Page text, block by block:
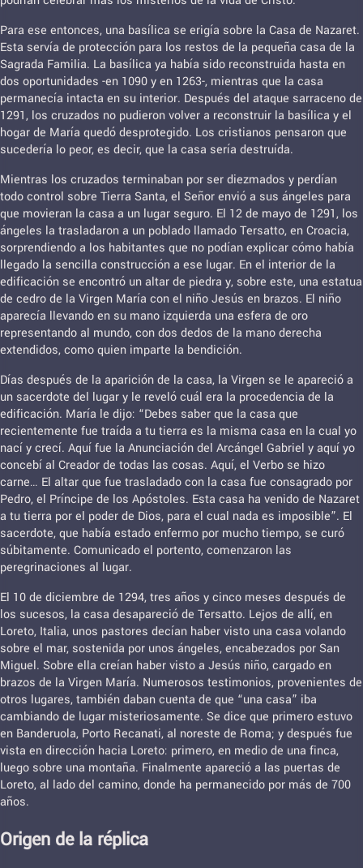
Para ese entonces, una basílica se erigía sobre la Casa de Nazaret.
Esta servía de protección para los restos de la pequeña casa de la
Sagrada Familia. La basílica ya había sido reconstruida hasta en
dos oportunidades -en 1090 y en 1263-, mientras que la casa
permanecía intacta en su interior. Después del ataque sarraceno de
1291, los cruzados no pudieron volver a reconstruir la basílica y el
hogar de María quedó desprotegido. Los cristianos pensaron que
sucedería lo peor, es decir, que la casa sería destruída.
Mientras los cruzados terminaban por ser diezmados y perdían
todo control sobre Tierra Santa, el Señor envió a sus ángeles para
que movieran la casa a un lugar seguro. El 12 de mayo de 1291, los
ángeles la trasladaron a un poblado llamado Tersatto, en Croacia,
sorprendiendo a los habitantes que no podían explicar cómo había
llegado la sencilla construcción a ese lugar. En el interior de la
edificación se encontró un altar de piedra y, sobre este, una estatua
de cedro de la Virgen María con el niño Jesús en brazos. El niño
aparecía llevando en su mano izquierda una esfera de oro
representando al mundo, con dos dedos de la mano derecha
extendidos, como quien imparte la bendición.
Días después de la aparición de la casa, la Virgen se le apareció a
un sacerdote del lugar y le reveló cuál era la procedencia de la
edificación. María le dijo: “Debes saber que la casa que
recientemente fue traída a tu tierra es la misma casa en la cual yo
nací y crecí. Aquí fue la Anunciación del Arcángel Gabriel y aquí yo
concebí al Creador de todas las cosas. Aquí, el Verbo se hizo
carne… El altar que fue trasladado con la casa fue consagrado por
Pedro, el Príncipe de los Apóstoles. Esta casa ha venido de Nazaret
a tu tierra por el poder de Dios, para el cual nada es imposible”. El
sacerdote, que había estado enfermo por mucho tiempo, se curó
súbitamente. Comunicado el portento, comenzaron las
peregrinaciones al lugar.
El 10 de diciembre de 1294, tres años y cinco meses después de
los sucesos, la casa desapareció de Tersatto. Lejos de allí, en
Loreto, Italia, unos pastores decían haber visto una casa volando
sobre el mar, sostenida por unos ángeles, encabezados por San
Miguel. Sobre ella creían haber visto a Jesús niño, cargado en
brazos de la Virgen María. Numerosos testimonios, provenientes de
otros lugares, también daban cuenta de que “una casa” iba
cambiando de lugar misteriosamente. Se dice que primero estuvo
en Banderuola, Porto Recanati, al noreste de Roma; y después fue
vista en dirección hacia Loreto: primero, en medio de una finca,
luego sobre una montaña. Finalmente apareció a las puertas de
Loreto, al lado del camino, donde ha permanecido por más de 700
años.
Origen de la réplica